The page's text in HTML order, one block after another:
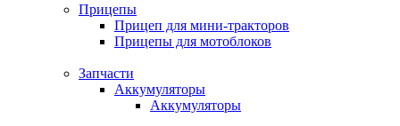
Прицепы
Прицеп для мини-тракторов
Прицепы для мотоблоков
Запчасти
Аккумуляторы
Аккумуляторы